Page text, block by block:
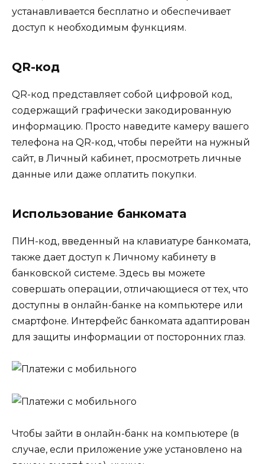
устанавливается бесплатно и обеспечивает
доступ к необходимым функциям.
QR-код
QR-код представляет собой цифровой код,
содержащий графически закодированную
информацию. Просто наведите камеру вашего
телефона на QR-код, чтобы перейти на нужный
сайт, в Личный кабинет, просмотреть личные
данные или даже оплатить покупки.
Использование банкомата
ПИН-код, введенный на клавиатуре банкомата,
также дает доступ к Личному кабинету в
банковской системе. Здесь вы можете
совершать операции, отличающиеся от тех, что
доступны в онлайн-банке на компьютере или
смартфоне. Интерфейс банкомата адаптирован
для защиты информации от посторонних глаз.
Чтобы зайти в онлайн-банк на компьютере (в
случае, если приложение уже установлено на